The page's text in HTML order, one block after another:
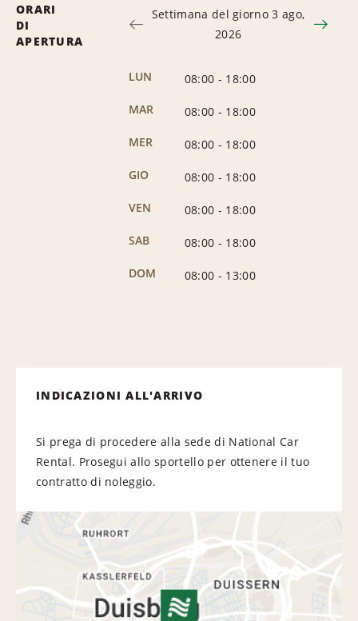
ORARI
DI
APERTURA
Settimana del giorno 3 ago,
2026
LUN 08:00 - 18:00
MAR
08:00 - 18:00
MER
08:00 - 18:00
GIO
08:00 - 18:00
VEN
08:00 - 18:00
SAB
08:00 - 18:00
DOM
08:00 - 13:00
INDICAZIONI ALL'ARRIVO
Si prega di procedere alla sede di National Car
Rental. Prosegui allo sportello per ottenere il tuo
contratto di noleggio.